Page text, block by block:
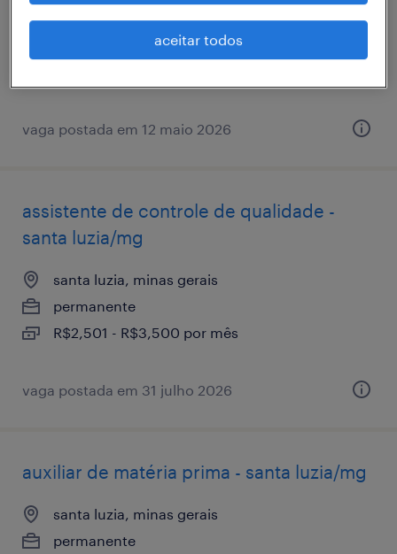
santa luzia, minas gerais
vaga postada em 12 maio 2026
assistente de controle de qualidade -
santa luzia/mg
santa luzia, minas gerais
permanente
R$2,501 - R$3,500 por mês
vaga postada em 31 julho 2026
auxiliar de matéria prima - santa luzia/mg
santa luzia, minas gerais
permanente
aceitar todos